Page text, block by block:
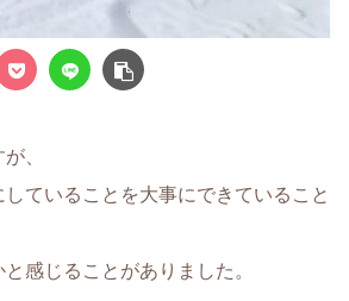
、
ていることを大事にできていること
感じることがありました。